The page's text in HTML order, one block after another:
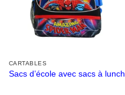
CARTABLES
Sacs d’école avec sacs à lunch